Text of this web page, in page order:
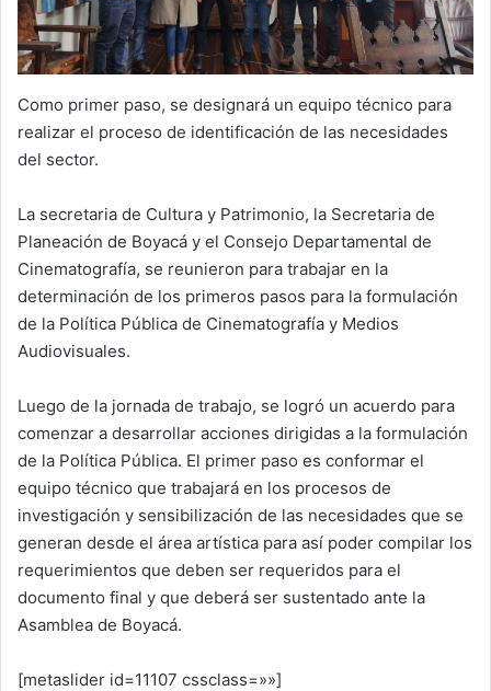
Como primer paso, se designará un equipo técnico para
realizar el proceso de identificación de las necesidades
del sector.
La secretaria de Cultura y Patrimonio, la Secretaria de
Planeación de Boyacá y el Consejo Departamental de
Cinematografía, se reunieron para trabajar en la
determinación de los primeros pasos para la formulación
de la Política Pública de Cinematografía y Medios
Audiovisuales.
Luego de la jornada de trabajo, se logró un acuerdo para
comenzar a desarrollar acciones dirigidas a la formulación
de la Política Pública. El primer paso es conformar el
equipo técnico que trabajará en los procesos de
investigación y sensibilización de las necesidades que se
generan desde el área artística para así poder compilar los
requerimientos que deben ser requeridos para el
documento final y que deberá ser sustentado ante la
Asamblea de Boyacá.
[metaslider id=11107 cssclass=»»]